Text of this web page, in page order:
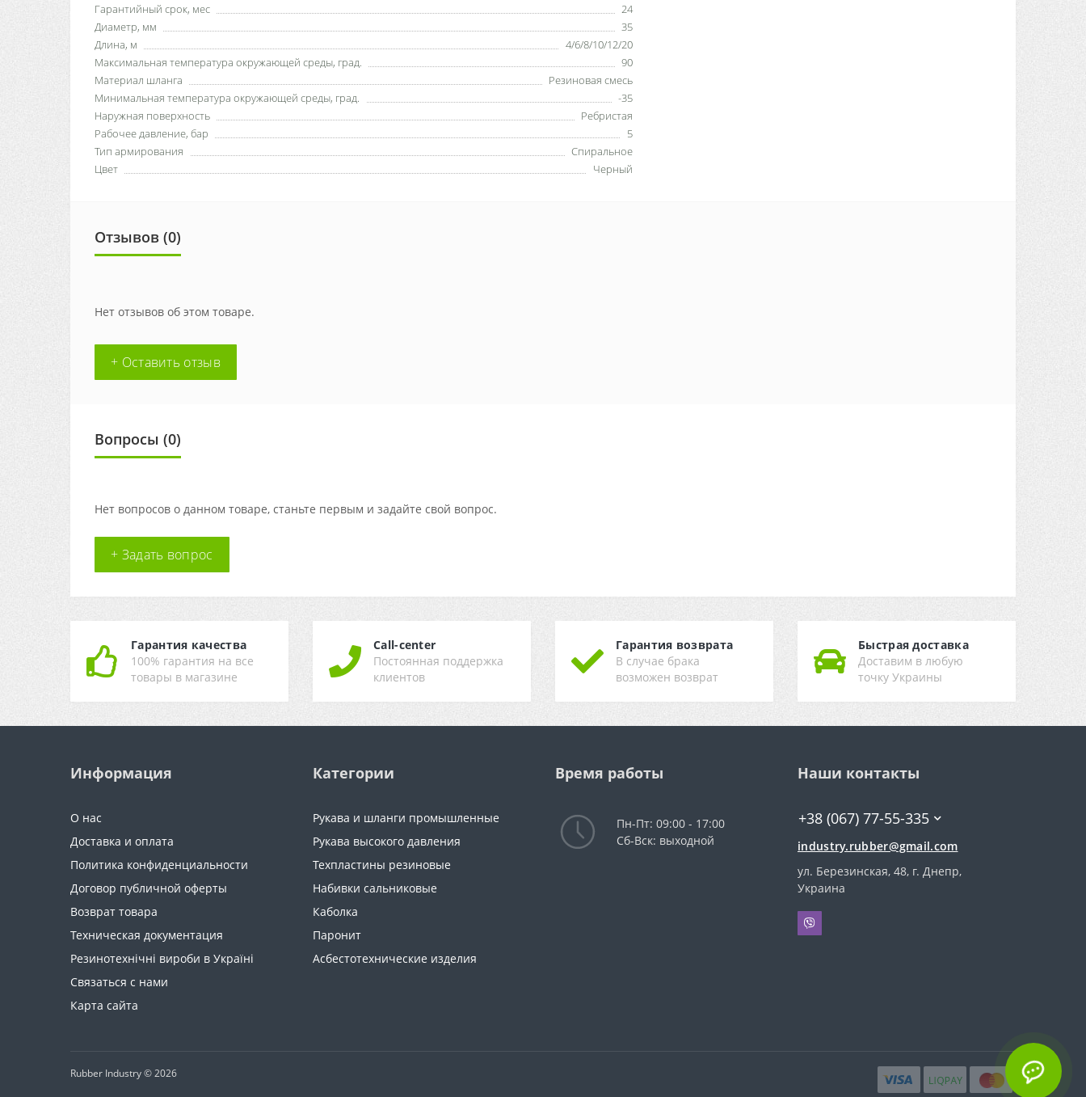
Гарантийный срок, мес
24
Диаметр, мм
35
Длина, м
4/6/8/10/12/20
Максимальная температура окружающей среды, град.
90
Материал шланга
Резиновая смесь
Минимальная температура окружающей среды, град.
-35
Наружная поверхность
Ребристая
Рабочее давление, бар
5
Тип армирования
Спиральное
Цвет
Черный
Отзывов (0)
Нет отзывов об этом товаре.
+ Оставить отзыв
Вопросы (0)
Нет вопросов о данном товаре, станьте первым и задайте свой вопрос.
+ Задать вопрос
Гарантия качества
100% гарантия на все
товары в магазине
Call-center
Постоянная поддержка
клиентов
Гарантия возврата
В случае брака
возможен возврат
Быстрая доставка
Доставим в любую
точку Украины
Информация
О нас
Доставка и оплата
Политика конфиденциальности
Договор публичной оферты
Возврат товара
Техническая документация
Резинотехнічні вироби в Україні
Связаться с нами
Карта сайта
Категории
Рукава и шланги промышленные
Рукава высокого давления
Техпластины резиновые
Набивки сальниковые
Каболка
Паронит
Асбестотехнические изделия
Время работы
Пн-Пт: 09:00 - 17:00
Сб-Вск: выходной
Наши контакты
+38 (067) 77-55-335
industry.rubber@gmail.com
ул. Березинская, 48, г. Днепр,
Украина
Rubber Industry © 2026